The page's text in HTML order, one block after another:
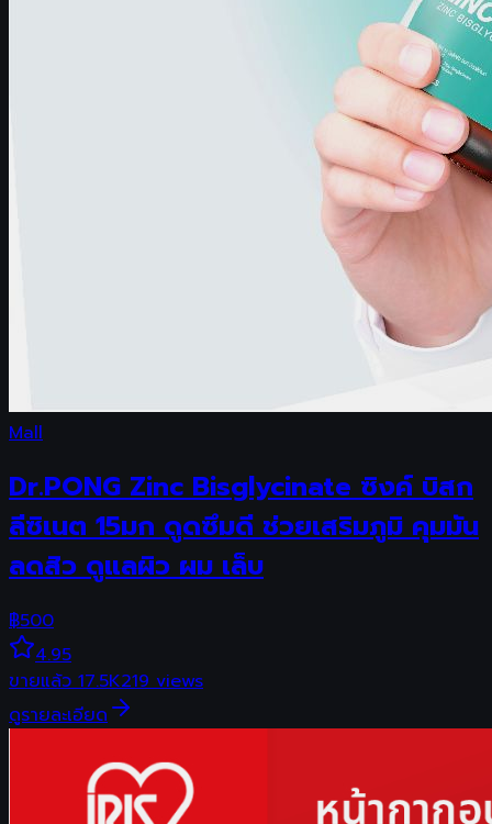
Mall
Dr.PONG Zinc Bisglycinate ซิงค์ บิสก
ลีซิเนต 15มก ดูดซึมดี ช่วยเสริมภูมิ คุมมัน
ลดสิว ดูแลผิว ผม เล็บ
฿500
4.95
ขายแล้ว17.5K219views
ดูรายละเอียด